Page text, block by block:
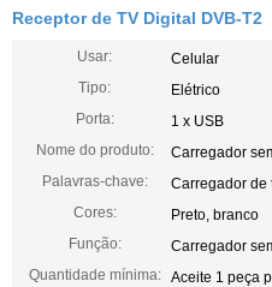
Receptor de TV Digital DVB-T2
Usar:
Celular
Tipo:
Elétrico
Porta:
1 x USB
Nome do produto:
Carregador
Palavras-chave:
Carregador de
Cores:
Preto, branco
Função:
Carregador
Quantidade mínima:
Aceite 1 peça